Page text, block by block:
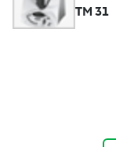
TM 31